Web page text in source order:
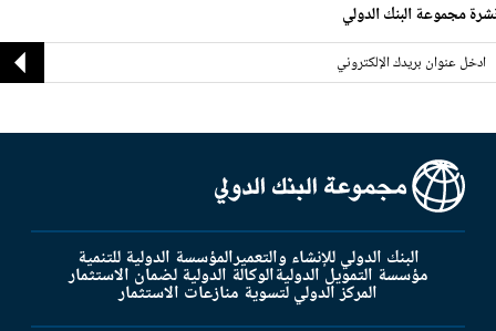
مجموعة البنك الدولي
البنك الدولي للإنشاء والتعميرالمؤسسة الدولية للتنمية
مؤسسة التمويل الدوليةالوكالة الدولية لضمان الاستثمار
المركز الدولي لتسوية منازعات الاستثمار